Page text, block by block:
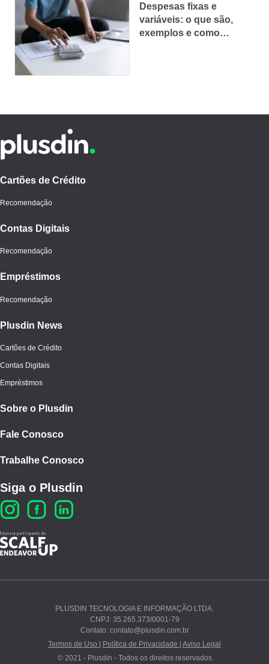
Ao continuar navegando, você concorda com nossos
ePolí­tica de Privacidade.
PROSSEGUIR
Despesas fixas e
variáveis: o que são,
exemplos e como
Cartões de Crédito
Recomendação
Contas Digitais
Recomendação
Empréstimos
Recomendação
Plusdin News
Cartões de Crédito
Contas Digitais
Empréstimos
Sobre o Plusdin
Fale Conosco
Trabalhe Conosco
Siga o Plusdin
PLUSDIN TECNOLOGIA E INFORMAÇÃO LTDA.
CNPJ: 35.265.373/0001-79
Contato: contato@plusdin.com.br
Termos de Uso |
Política de Privacidade |
Aviso Legal
© 2021 - Plusdin - Todos os direitos reservados